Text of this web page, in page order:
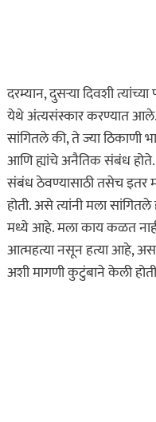
दरम्यान, दुसऱ्या दिवशी त्यांच्या
येथे अंत्यसंस्कार करण्यात आले.
सांगितले की, ते ज्या ठिकाणी
आणि ह्यांचे अनैतिक संबंध
संबंध ठेवण्यासाठी तसेच इतर
होती. असे त्यांनी मला
मध्ये आहे. मला काय कळत
आत्महत्या नसून हत्या आहे,
अशी मागणी कुटुंबाने केली